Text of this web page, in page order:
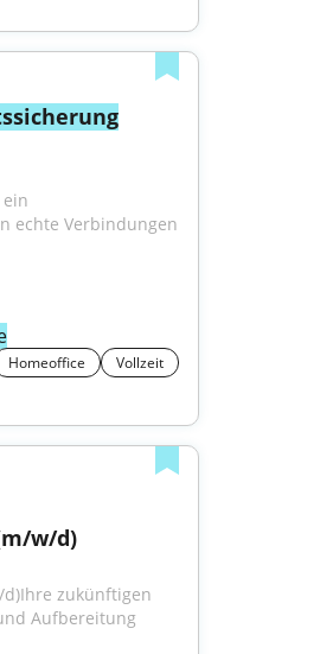
ein
echte Verbindungen
Homeoffice Vollzeit
w/d)
zukünftigen
Aufbereitung